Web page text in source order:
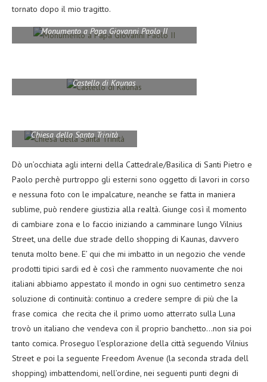
tornato dopo il mio tragitto.
Monumento a Papa Giovanni Paolo II
Castello di Kaunas
Chiesa della Santa Trinità
Dò un’occhiata agli interni della Cattedrale/Basilica di Santi Pietro e
Paolo perchè purtroppo gli esterni sono oggetto di lavori in corso
e nessuna foto con le impalcature, neanche se fatta in maniera
sublime, può rendere giustizia alla realtà. Giunge così il momento
di cambiare zona e lo faccio iniziando a camminare lungo Vilnius
Street, una delle due strade dello shopping di Kaunas, davvero
tenuta molto bene. E’ qui che mi imbatto in un negozio che vende
prodotti tipici sardi ed è così che rammento nuovamente che noi
italiani abbiamo appestato il mondo in ogni suo centimetro senza
soluzione di continuità: continuo a credere sempre di più che la
frase comica che recita che il primo uomo atterrato sulla Luna
trovò un italiano che vendeva con il proprio banchetto…non sia poi
tanto comica. Proseguo l’esplorazione della città seguendo Vilnius
Street e poi la seguente Freedom Avenue (la seconda strada dell
shopping) imbattendomi, nell’ordine, nei seguenti punti degni di